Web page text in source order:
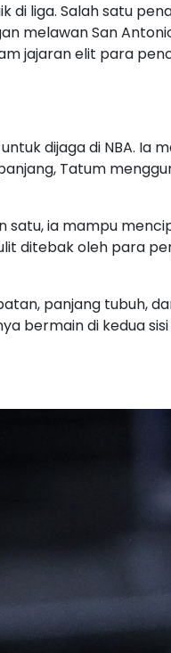
di liga. Salah satu
melawan San
jajaran elit para
dijaga di NBA. Ia
Tatum
satu, ia mampu
ditebak oleh para
panjang tubuh,
bermain di kedua